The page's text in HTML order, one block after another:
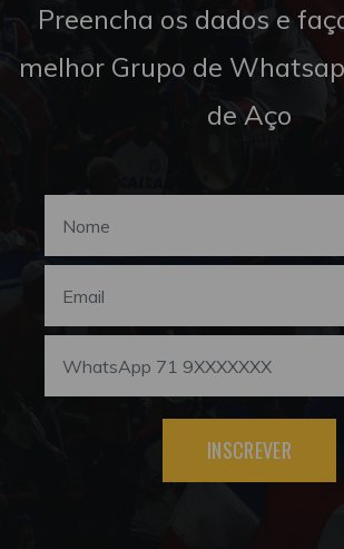
Preencha os dados e
melhor Grupo de
de Aço
INSCREVER